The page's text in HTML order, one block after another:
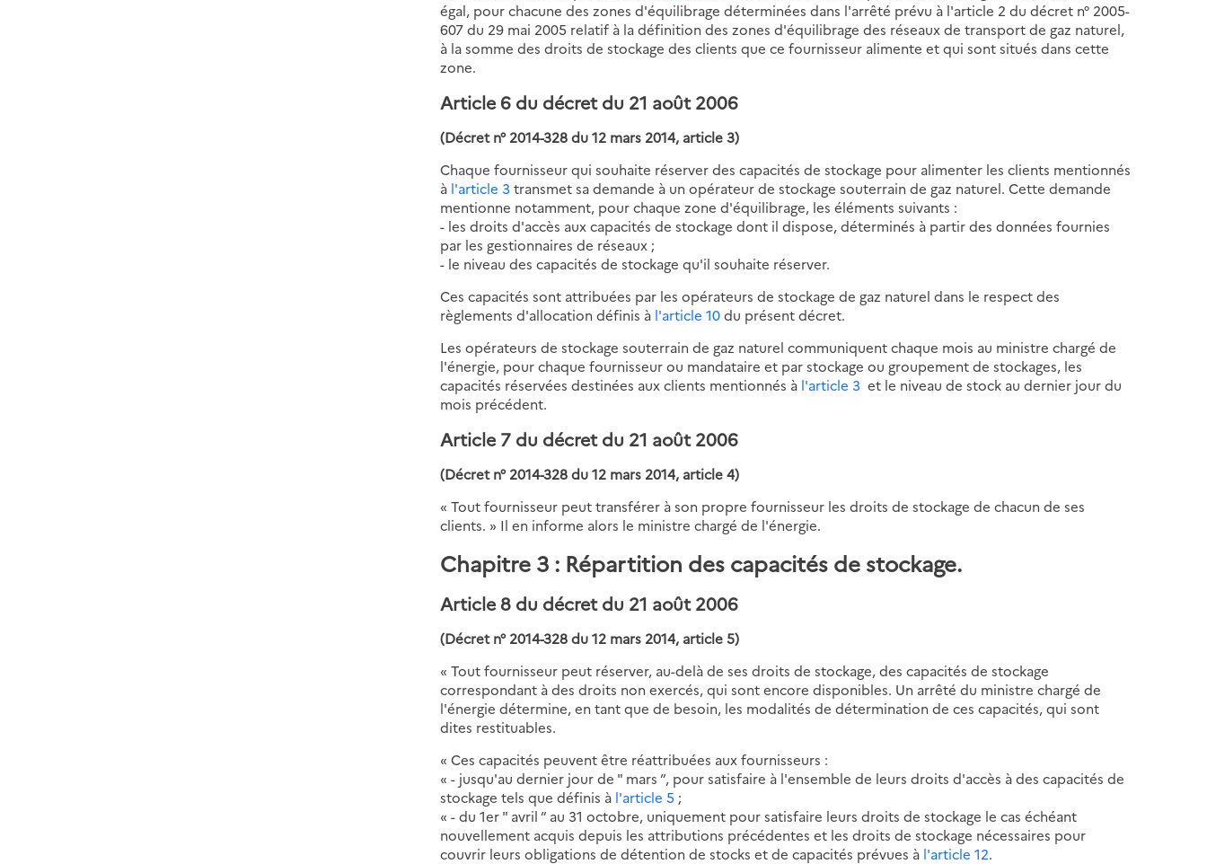
égal, pour chacune des zones d'équilibrage déterminées dans l'arrêté prévu à l'article 2 du décret n° 2005-
607 du 29 mai 2005 relatif à la définition des zones d'équilibrage des réseaux de transport de gaz naturel,
à la somme des droits de stockage des clients que ce fournisseur alimente et qui sont situés dans cette
zone.
Article 6 du décret du 21 août 2006
(Décret n° 2014-328 du 12 mars 2014, article 3)
Chaque fournisseur qui souhaite réserver des capacités de stockage pour alimenter les clients mentionnés
à l'article 3 transmet sa demande à un opérateur de stockage souterrain de gaz naturel. Cette demande
mentionne notamment, pour chaque zone d'équilibrage, les éléments suivants :
- les droits d'accès aux capacités de stockage dont il dispose, déterminés à partir des données fournies
par les gestionnaires de réseaux ;
- le niveau des capacités de stockage qu'il souhaite réserver.
Ces capacités sont attribuées par les opérateurs de stockage de gaz naturel dans le respect des
règlements d'allocation définis à l'article 10du présent décret.
Les opérateurs de stockage souterrain de gaz naturel communiquent chaque mois au ministre chargé de
l'énergie, pour chaque fournisseur ou mandataire et par stockage ou groupement de stockages, les
capacités réservées destinées aux clients mentionnés à l'article 3 et le niveau de stock au dernier jour du
mois précédent.
Article 7 du décret du 21 août 2006
(Décret n° 2014-328 du 12 mars 2014, article 4)
« Tout fournisseur peut transférer à son propre fournisseur les droits de stockage de chacun de ses
clients. » Il en informe alors le ministre chargé de l'énergie.
Chapitre 3 : Répartition des capacités de stockage.
Article 8 du décret du 21 août 2006
(Décret n° 2014-328 du 12 mars 2014, article 5)
« Tout fournisseur peut réserver, au-delà de ses droits de stockage, des capacités de stockage
correspondant à des droits non exercés, qui sont encore disponibles. Un arrêté du ministre chargé de
l'énergie détermine, en tant que de besoin, les modalités de détermination de ces capacités, qui sont
dites restituables.
« Ces capacités peuvent être réattribuées aux fournisseurs :
« - jusqu'au dernier jour de " mars ”, pour satisfaire à l'ensemble de leurs droits d'accès à des capacités de
stockage tels que définis à l'article 5 ;
« - du 1er " avril ” au 31 octobre, uniquement pour satisfaire leurs droits de stockage le cas échéant
nouvellement acquis depuis les attributions précédentes et les droits de stockage nécessaires pour
couvrir leurs obligations de détention de stocks et de capacités prévues à l'article 12.